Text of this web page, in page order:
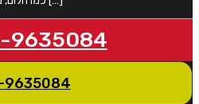
9635084
9635084